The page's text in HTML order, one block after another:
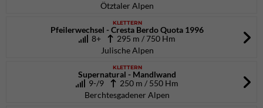
Ötztaler Alpen
KLETTERN
Pfeilerwechsel - Cresta Berdo Quota 1996
8+
295 m / 750 Hm
Julische Alpen
KLETTERN
Supernatural - Mandlwand
9-/9
250 m / 550 Hm
Berchtesgadener Alpen